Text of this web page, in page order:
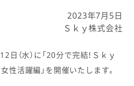
2023年7月5日
Ｓｋｙ株式会社
日（水）に「20分で完結！Ｓｋｙ
性活躍編」を開催いたします。